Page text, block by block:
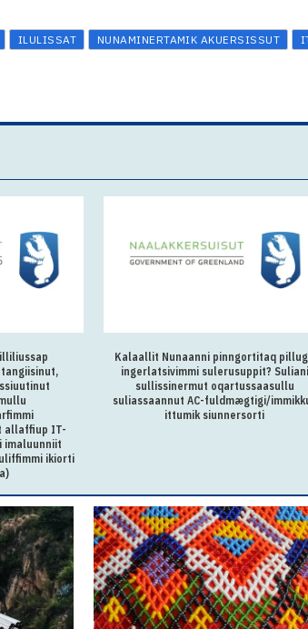
ILULISSAT NUNAMINERTAMIK AKUERSISSUT
allaffiup IT-
imaluunniit
ikiorti
Kalaallit Nunaanni pinngortitaq
ingerlatsivimmi sulerusuppit? Suliani
sullissinermut oqartussaasullu
suliassaannut AC-fuldmægtigi/
ittumik siunnersorti